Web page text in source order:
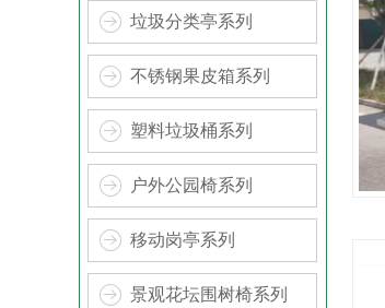
垃圾分类亭系列
不锈钢果皮箱系列
塑料垃圾桶系列
户外公园椅系列
移动岗亭系列
景观花坛围树椅系列